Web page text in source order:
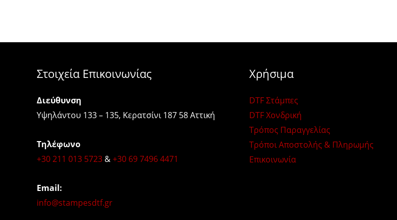
Στοιχεία Επικοινωνίας
Διεύθυνση
Υψηλάντου 133 – 135, Κερατσίνι 187 58 Αττική
Τηλέφωνο
+30 211 013 5723 &+30 69 7496 4471
Email:
info@stampesdtf.gr
Χρήσιμα
DTF Στάμπες
DTF Χονδρική
Τρόπος Παραγγελίας
Τρόποι Αποστολής & Πληρωμής
Επικοινωνία